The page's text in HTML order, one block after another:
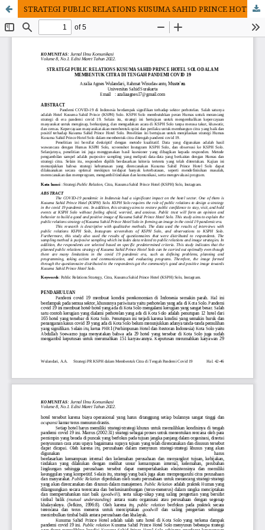
STRATEGI PUBLIC RELATIONS KUSUMA SAHID PRINCE HOTEL SOLO DALAM MEMBENTUK CITRA DI TENGAH PANDEMI COVID 19